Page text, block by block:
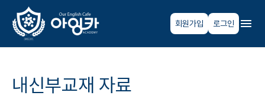
회원가입 로그인
내신부교재 자료